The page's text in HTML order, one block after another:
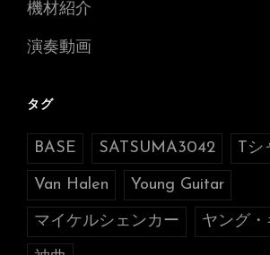
機材紹介
演奏動画
タグ
BASE SATSUMA3042 Tシ
Van Halen Young Guitar
マイケルシェンカー ヤング・